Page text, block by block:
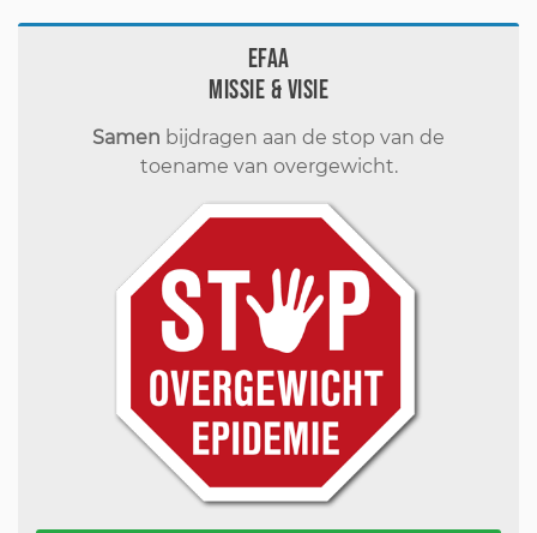
EFAA
Missie & visie
Samen bijdragen aan de stop van de
toename van overgewicht.